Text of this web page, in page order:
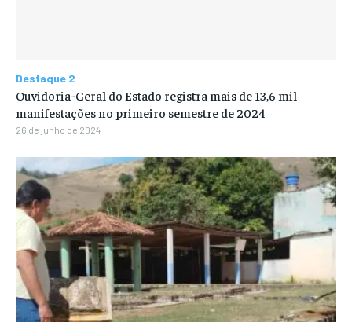
Destaque 2
Ouvidoria-Geral do Estado registra mais de 13,6 mil
manifestações no primeiro semestre de 2024
26 de junho de 2024